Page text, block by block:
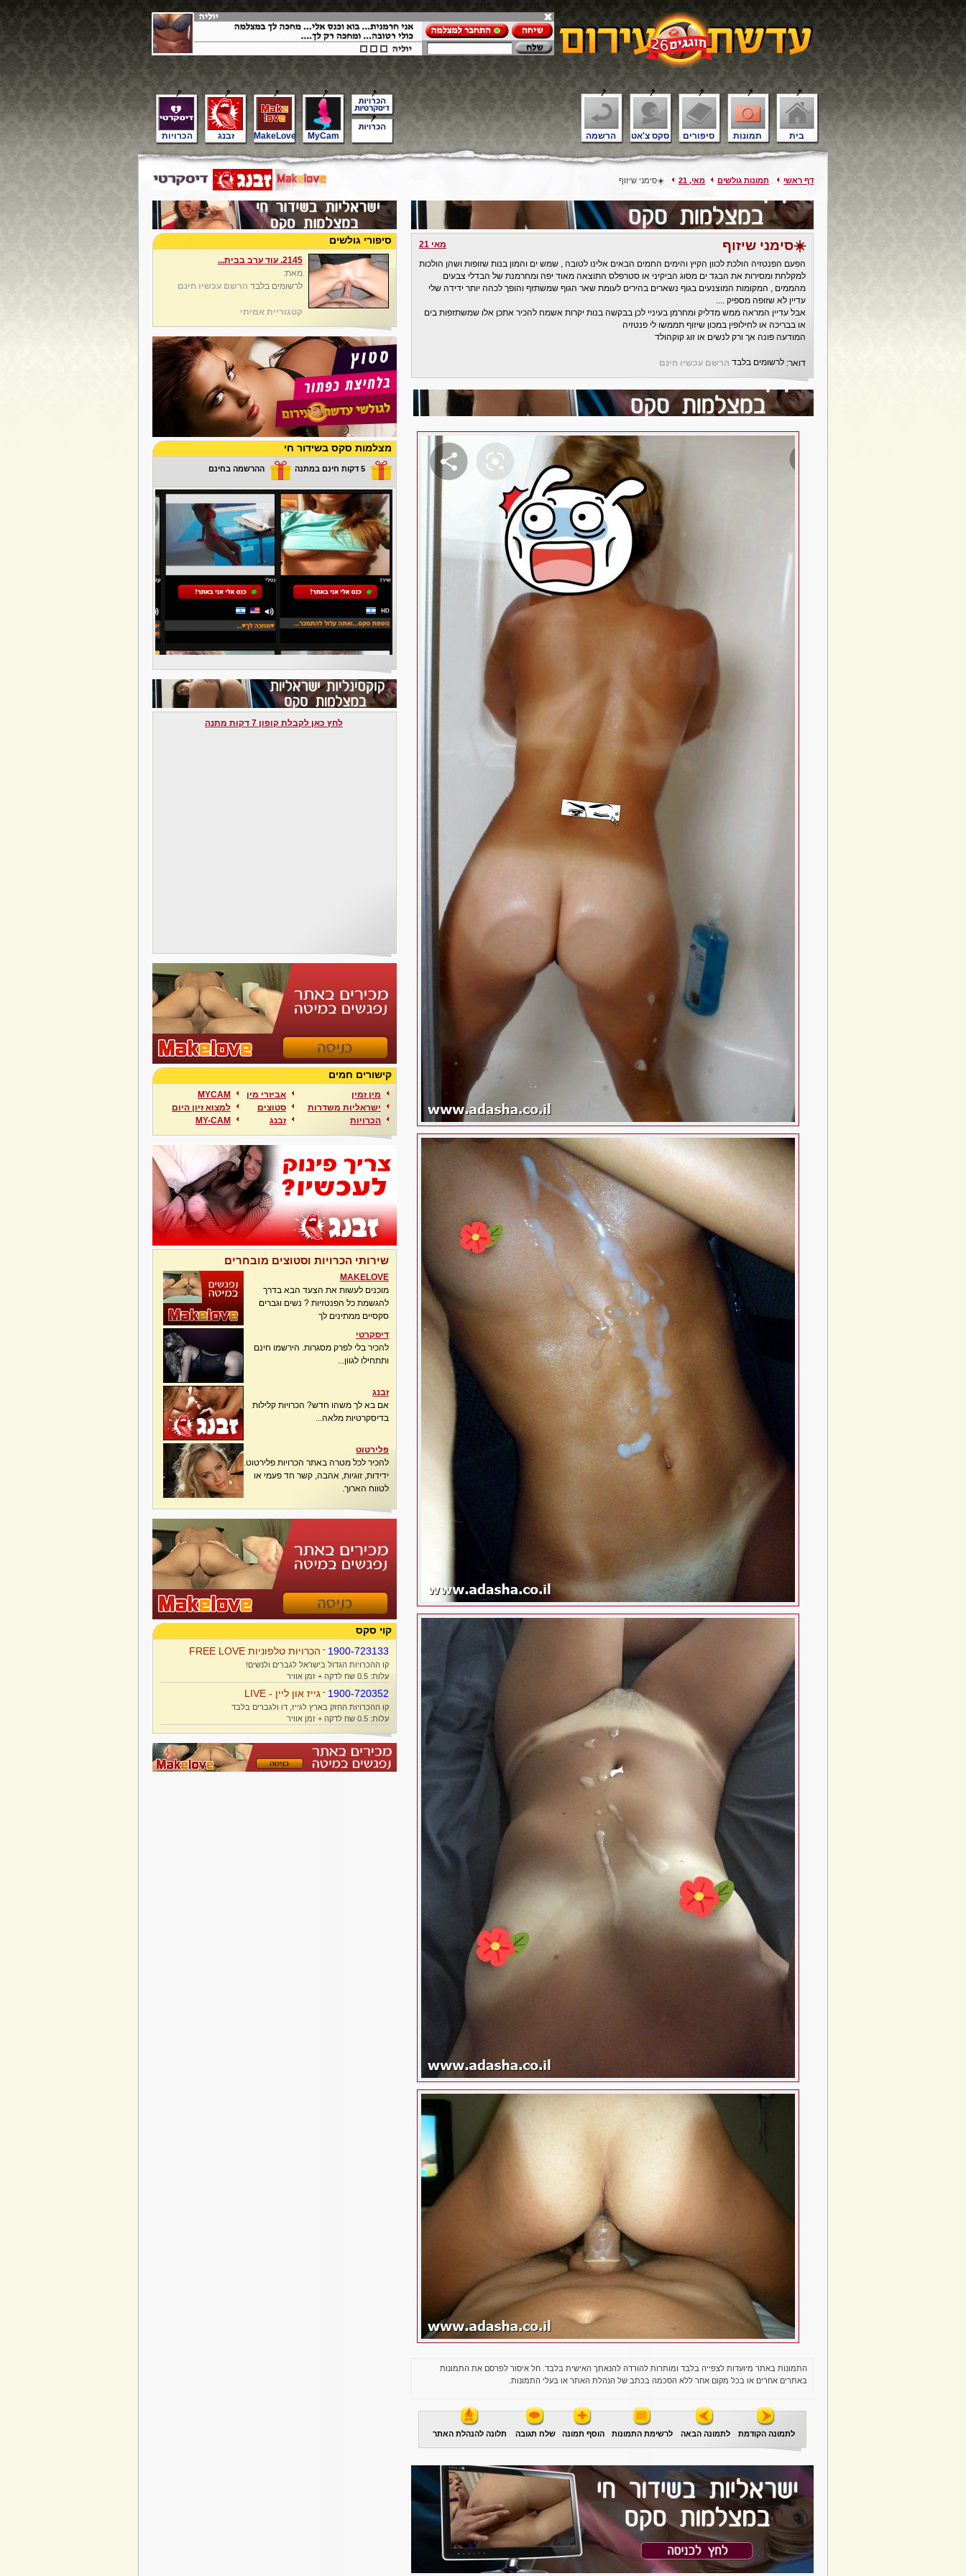
בית תמונות סיפורים סקס צ'אט הרשמה הכרויות זבנג MakeLove MyCam
דף ראשי תמונות גולשים מאי, 21 ☀️סימני שיזוף
☀️סימני שיזוף
מאי 21
הפעם הפנטזיה הולכת לכוון הקיץ והימים החמים הבאים אלינו לטובה , שמש ים והמון בנות שזופות ושהן הולכות
למקלחת ומסירות את הבגד ים מסוג הביקיני או סטרפלס התוצאה מאוד יפה ומחרמנת של הבדלי צבעים
מהממים , המקומות המוצנעים בגוף נשארים בהירים לעומת שאר הגוף שמשתזף והופך לכהה יותר ידידה שלי
עדיין לא שזופה מספיק ....
אבל עדיין המראה ממש מדליק ומחרמן בעיניי לכן בבקשה בנות יקרות אשמח להכיר אתכן אלו שמשתזפות בים
או בבריכה או לחילופין במכון שיזוף תממשו לי פנטזיה
המודעה פונה אך ורק לנשים או זוג קוקהולד
דואר: לרשומים בלבד הרשם עכשיו חינם
התמונות באתר מיועדות לצפייה בלבד ומותרות להורדה להנאתך האישית בלבד. חל איסור לפרסם את התמונות
באתרים אחרים או בכל מקום אחר ללא הסכמה בכתב של הנהלת האתר או בעלי התמונות.
לתמונה הקודמת לתמונה הבאה לרשימת התמונות הוסף תמונה שלח תגובה תלונה להנהלת האתר
סיפורי גולשים
2145. עוד ערב בבית...
מאת:
לרשומים בלבד הרשם עכשיו חינם
קטגוריית אמיתי
מצלמות סקס בשידור חי
5 דקות חינם במתנה ההרשמה בחינם
לחץ כאן לקבלת קופון 7 דקות מתנה
קישורים חמים
מין זמין
ישראליות משדרות
הכרויות
אביזרי מין
סטוצים
זבנג
MYCAM
למצוא זיון היום
MY-CAM
שירותי הכרויות וסטוצים מובחרים
MAKELOVE
מוכנים לעשות את הצעד הבא בדרך
להגשמת כל הפנטזיות ? נשים וגברים
סקסיים ממתינים לך
דיסקרטי
להכיר בלי לפרק מסגרות. הירשמו חינם
ותתחילו לגוון...
זבנג
אם בא לך משהו חדש? הכרויות קלילות
בדיסקרטיות מלאה...
פלירטוט
להכיר לכל מטרה באתר הכרויות פלירטוט.
ידידות, זוגיות, אהבה, קשר חד פעמי או
לטווח הארוך.
קוי סקס
1900-723133
- הכרויות טלפוניות FREE LOVE
קו ההכרויות הגדול בישראל לגברים ולנשים!
עלות: 0.5 שח לדקה + זמן אוויר
1900-720352
- גייז און ליין - LIVE
קו ההכרויות החזק בארץ לגייז, דו ולגברים בלבד
עלות: 0.5 שח לדקה + זמן אוויר